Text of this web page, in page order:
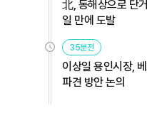
北, 동해상으로 단
일 만에 도발
35분전
이상일 용인시장,
파견 방안 논의